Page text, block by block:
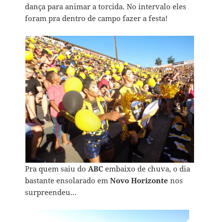
dança para animar a torcida. No intervalo eles
foram pra dentro de campo fazer a festa!
Pra quem saiu do ABC embaixo de chuva, o dia
bastante ensolarado emNovo Horizonte nos
surpreendeu…